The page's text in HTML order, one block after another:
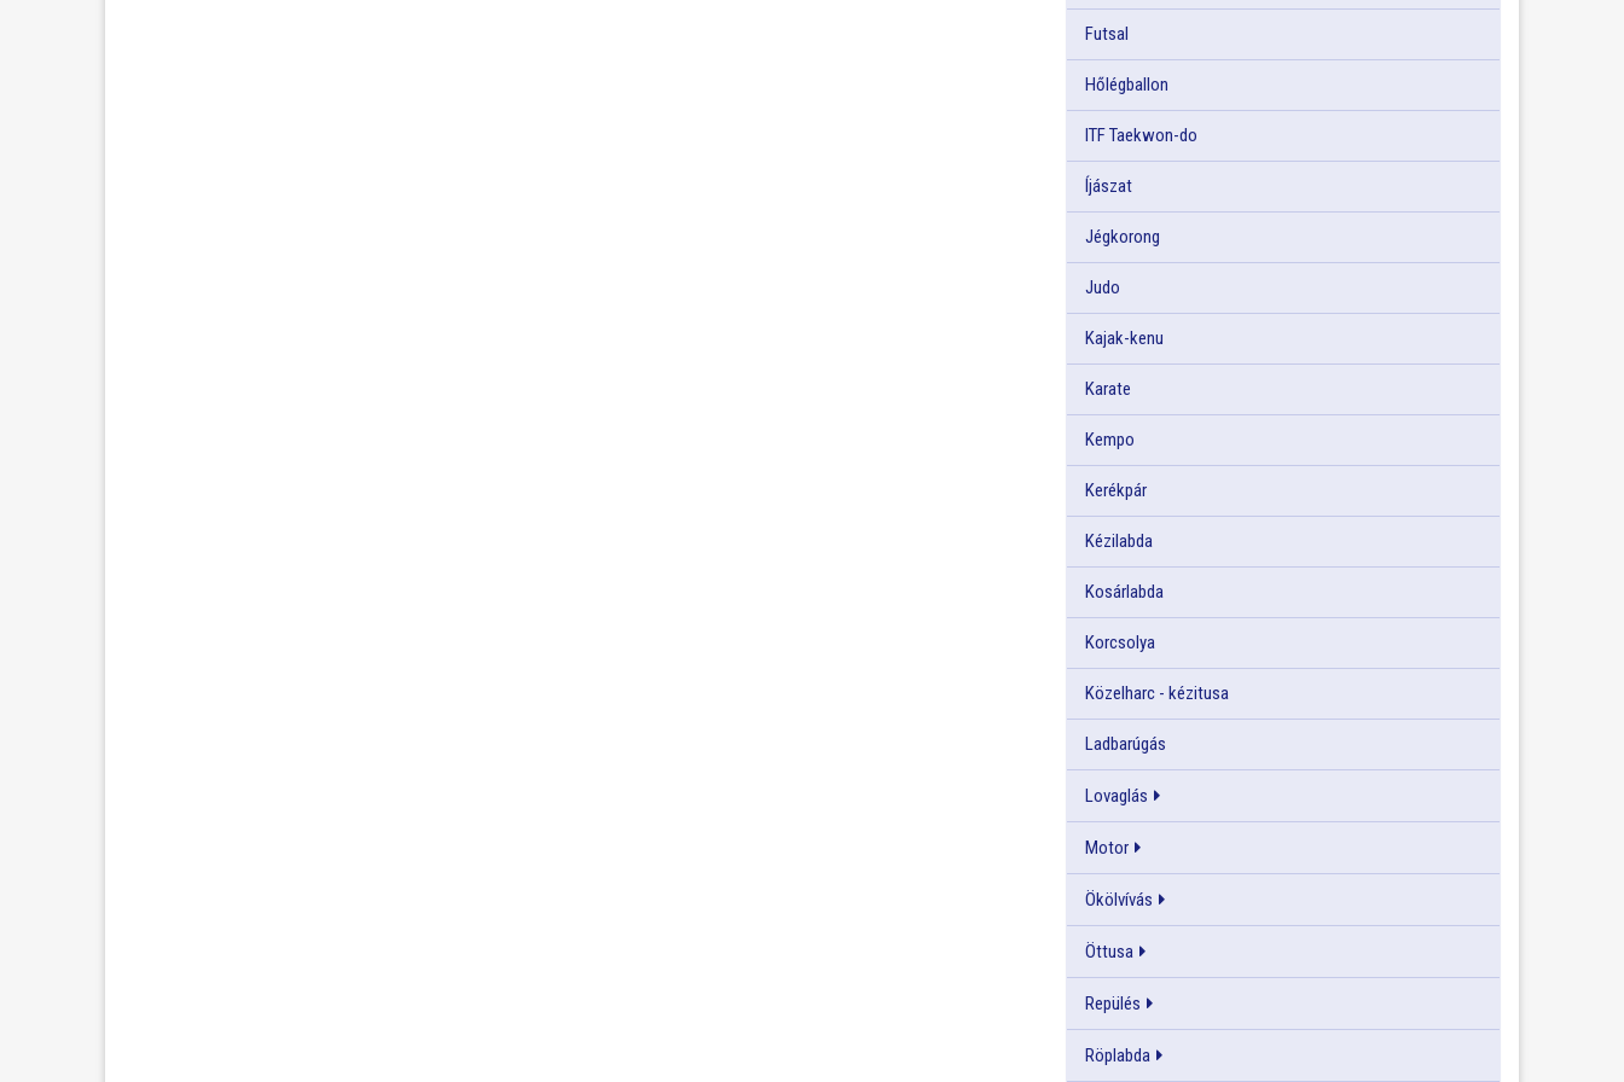
Futsal
Hőlégballon
ITF Taekwon-do
Íjászat
Jégkorong
Judo
Kajak-kenu
Karate
Kempo
Kerékpár
Kézilabda
Kosárlabda
Korcsolya
Közelharc - kézitusa
Ladbarúgás
Lovaglás
Motor
Ökölvívás
Öttusa
Repülés
Röplabda